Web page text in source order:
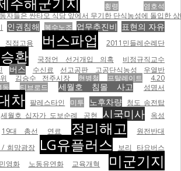
횡령
염호석
자들은 싼타모 식당 앞에서 무기한 단식농성에 돌입한
인권침해 복수노조 업무추진비 표현의 자유
직접고용 버스파업
2011민들레순례단
환 국정언 선거개입 의혹
비정규직교수
버스 수신료 선고공판 고공단식농성
우열반
김승수 전주시장 현병철 프탈레이트
4.20
동 티브로드 세월호 침몰 사고
성명서
차 팔레스타인 미투 노후차량 청도 송전탑
세월호 십자가 도보순례 공현 시국미사
옥성
19대 총선 연료 정리해고
원전반대
희망광장
LG유플러스 보리
타요버스
영화 노동유연화 교육개혁 미군기지